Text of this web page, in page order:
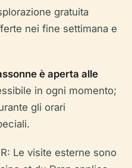
gratuita
nei fine settimana e
è aperta alle
in ogni momento;
gli orari
R: Le visite esterne sono